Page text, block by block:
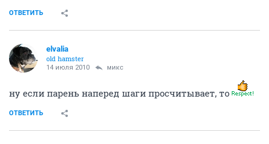
ОТВЕТИТЬ
elvalia
old hamster
14 июля 2010 микс
ну если парень наперед шаги просчитывает, то
ОТВЕТИТЬ